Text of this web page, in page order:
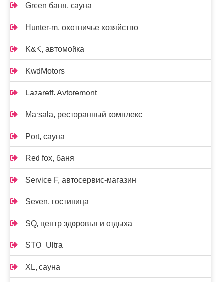
Green баня, сауна
Hunter-m, охотничье хозяйство
K&K, автомойка
KwdMotors
Lazareff. Avtoremont
Marsala, ресторанный комплекс
Port, сауна
Red fox, баня
Service F, автосервис-магазин
Seven, гостиница
SQ, центр здоровья и отдыха
STO_Ultra
XL, сауна